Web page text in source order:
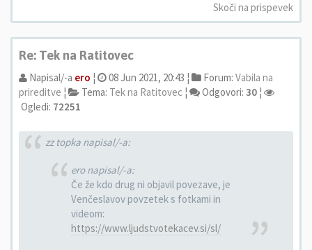
Skoči na prispevek
Re: Tek na Ratitovec
Napisal/-a ero ¦ 08 Jun 2021, 20:43 ¦ Forum: Vabila na
prireditve ¦ Tema: Tek na Ratitovec ¦ Odgovori: 30 ¦
Ogledi: 72251
zz topka napisal/-a:
ero napisal/-a:
Če že kdo drug ni objavil povezave, je
Venčeslavov povzetek s fotkami in
videom:
https://www.ljudstvotekacev.si/sl/